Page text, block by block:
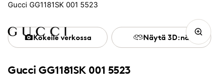
Gucci GG1181SK 001 5523
Gucci GG1181SK 001 5523
Kokeile verkossa Näytä 3D:nä